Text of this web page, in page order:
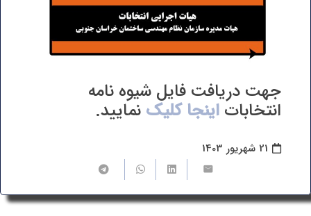
جهت دریافت فایل شیوه نامه
انتخاباتاینجا کلیک نمایید.
21 شهریور 1403